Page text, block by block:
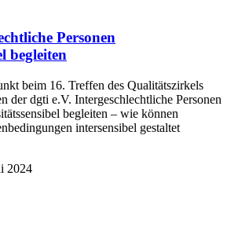
Personen
begleiten
beim 16. Treffen des Qualitätszirkels
der dgti e.V. Intergeschlechtliche Personen
begleiten – wie können
intersensibel gestaltet
2024